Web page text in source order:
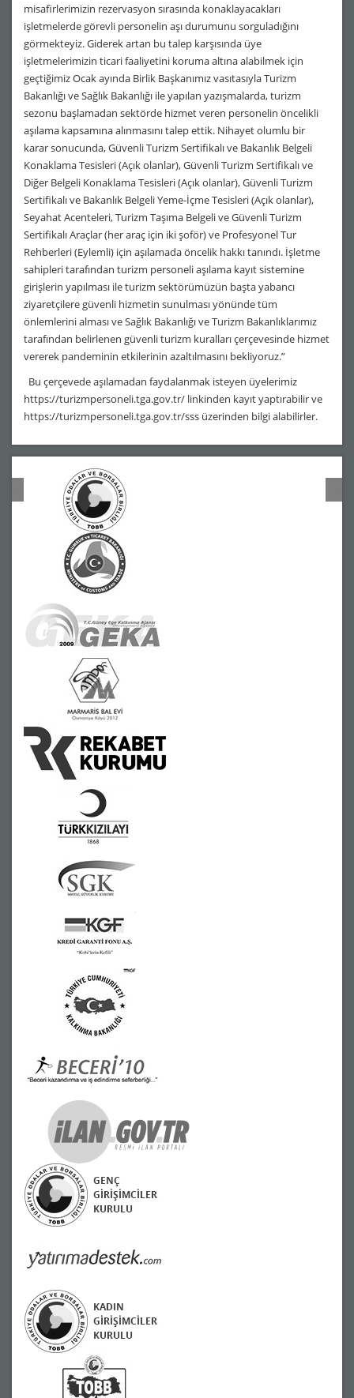
misafirlerimizin rezervasyon sırasında konaklayacakları
işletmelerde görevli personelin aşı durumunu sorguladığını
görmekteyiz. Giderek artan bu talep karşısında üye
işletmelerimizin ticari faaliyetini koruma altına alabilmek için
geçtiğimiz Ocak ayında Birlik Başkanımız vasıtasıyla Turizm
Bakanlığı ve Sağlık Bakanlığı ile yapılan yazışmalarda, turizm
sezonu başlamadan sektörde hizmet veren personelin öncelikli
aşılama kapsamına alınmasını talep ettik. Nihayet olumlu bir
karar sonucunda, Güvenli Turizm Sertifikalı ve Bakanlık Belgeli
Konaklama Tesisleri (Açık olanlar), Güvenli Turizm Sertifikalı ve
Diğer Belgeli Konaklama Tesisleri (Açık olanlar), Güvenli Turizm
Sertifikalı ve Bakanlık Belgeli Yeme-İçme Tesisleri (Açık olanlar),
Seyahat Acenteleri, Turizm Taşıma Belgeli ve Güvenli Turizm
Sertifikalı Araçlar (her araç için iki şoför) ve Profesyonel Tur
Rehberleri (Eylemli) için aşılamada öncelik hakkı tanındı. İşletme
sahipleri tarafından turizm personeli aşılama kayıt sistemine
girişlerin yapılması ile turizm sektörümüzün başta yabancı
ziyaretçilere güvenli hizmetin sunulması yönünde tüm
önlemlerini alması ve Sağlık Bakanlığı ve Turizm Bakanlıklarımız
tarafından belirlenen güvenli turizm kuralları çerçevesinde hizmet
vererek pandeminin etkilerinin azaltılmasını bekliyoruz.”
Bu çerçevede aşılamadan faydalanmak isteyen üyelerimiz
https://turizmpersoneli.tga.gov.tr/ linkinden kayıt yaptırabilir ve
https://turizmpersoneli.tga.gov.tr/sss üzerinden bilgi alabilirler.